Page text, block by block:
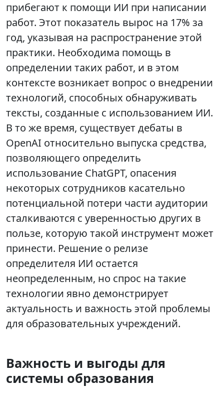
прибегают к помощи ИИ при написании
работ. Этот показатель вырос на 17% за
год, указывая на распространение этой
практики. Необходима помощь в
определении таких работ, и в этом
контексте возникает вопрос о внедрении
технологий, способных обнаруживать
тексты, созданные с использованием ИИ.
В то же время, существует дебаты в
OpenAI относительно выпуска средства,
позволяющего определить
использование ChatGPT, опасения
некоторых сотрудников касательно
потенциальной потери части аудитории
сталкиваются с уверенностью других в
пользе, которую такой инструмент может
принести. Решение о релизе
определителя ИИ остается
неопределенным, но спрос на такие
технологии явно демонстрирует
актуальность и важность этой проблемы
для образовательных учреждений.
Важность и выгоды для
системы образования